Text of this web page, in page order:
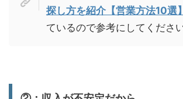
探し方を紹介【営業方法10選】
ているので参考にしてください